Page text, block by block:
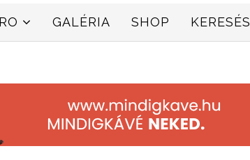
GALÉRIA SHOP KERESÉS